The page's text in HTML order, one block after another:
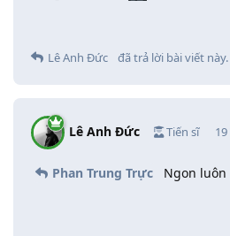
Lê Anh Đức
đã trả lời bài viết này.
Lê Anh Đức Tiến sĩ
Phan Trung Trực Ngon luôn